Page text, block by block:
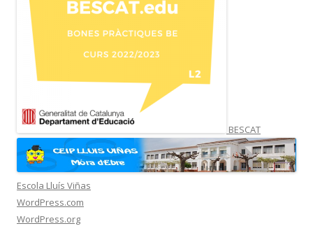
BESCAT
Escola Lluís Viñas
WordPress.com
WordPress.org